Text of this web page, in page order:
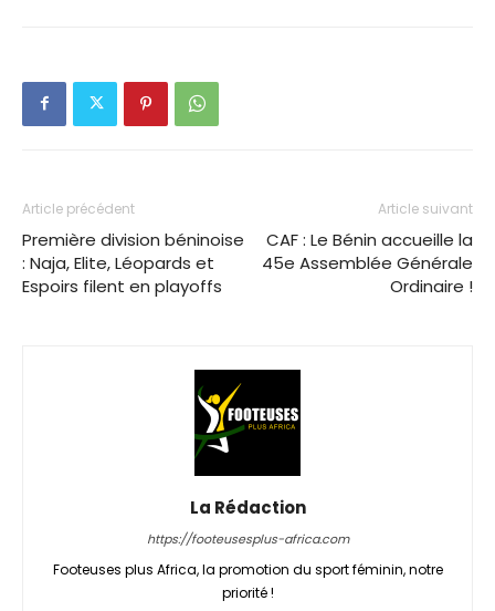
Article précédent
Première division béninoise
: Naja, Elite, Léopards et
Espoirs filent en playoffs
Article suivant
CAF : Le Bénin accueille la
45e Assemblée Générale
Ordinaire !
La Rédaction
https://footeusesplus-africa.com
Footeuses plus Africa, la promotion du sport féminin, notre
priorité !